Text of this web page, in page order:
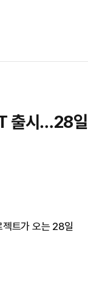
출시…28일
트가 오는 28일